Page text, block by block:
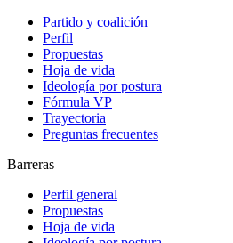
Partido y coalición
Perfil
Propuestas
Hoja de vida
Ideología por postura
Fórmula VP
Trayectoria
Preguntas frecuentes
Barreras
Perfil general
Propuestas
Hoja de vida